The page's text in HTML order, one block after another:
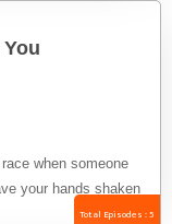
when someone
your hands shaken
Total Episodes : 5